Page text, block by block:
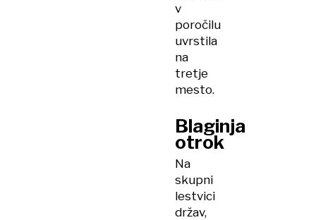
v
poročilu
uvrstila
na
tretje
mesto.
Blaginja
otrok
Na
skupni
lestvici
držav,